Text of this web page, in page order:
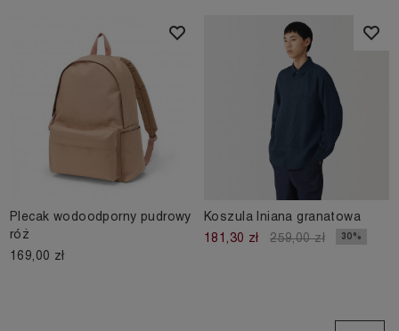
Plecak wodoodporny pudrowy
róż
169,00 zł
Koszula lniana granatowa
181,30 zł
259,00 zł 30%